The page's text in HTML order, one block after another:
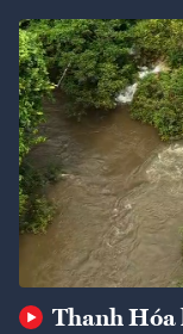
Thanh Hóa